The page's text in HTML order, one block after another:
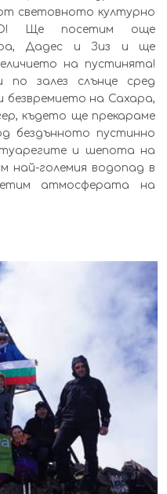
световното културно
Ще посетим още
Дадес и Зиз и ще
на пустинята!
залез слънце сред
безвремието на Сахара,
където ще прекараме
бездънното пустинно
и шепота на
най-големия водопад в
атмосферата на